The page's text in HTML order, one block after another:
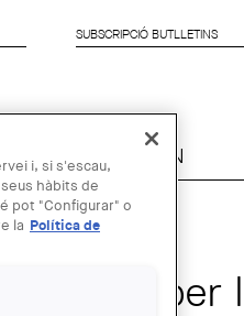
SUBSCRIPCIÓ BUTLLETINS
UIA2026BCN
i, si s'escau,
hàbits de
pot "Configurar" o
la Política de